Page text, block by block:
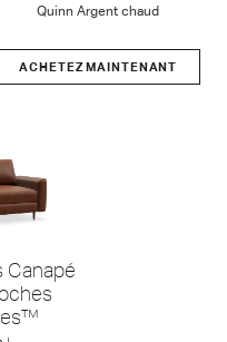
Quinn Argent chaud
ACHETEZ MAINTENANT
Canapé